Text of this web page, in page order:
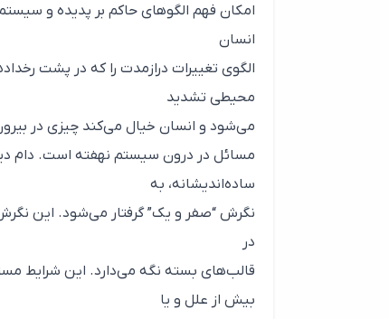
امکان فهم الگوهای حاکم بر پدیده و سیستم
انسان
الگوی تغییرات درازمدت را که در پشت
محیطی تشدید
می‌‌شود و انسان خیال می‌کند چیزی در
مسائل در درون سیستم نهفته است. دام
ساده‌اندیشانه، به
نگرش “صفر و یک” گرفتار می‌شود. این
در
قالب‌های بسته نگه می‌دارد. این شرایط
بیش از علل و یا